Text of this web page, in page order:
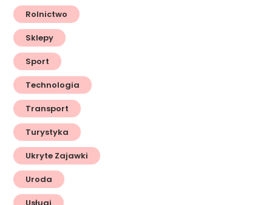
Rolnictwo
Sklepy
Sport
Technologia
Transport
Turystyka
Ukryte Zajawki
Uroda